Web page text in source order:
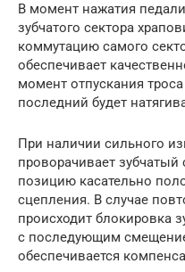
В момент нажатия
зубчатого сектора
коммутацию самого
обеспечивает
момент отпускания
последний будет
При наличии сильного
проворачивает
позицию касательно
сцепления. В случае
происходит блокировка
с последующим
обеспечивается